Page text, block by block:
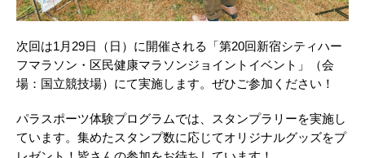
次回は1月29日（日）に開催される「第20回新宿シティハー
フマラソン・区民健康マラソンジョイントイベント」（会
場：国立競技場）にて実施します。ぜひご参加ください！
パラスポーツ体験プログラムでは、スタンプラリーを実施し
ています。集めたスタンプ数に応じてオリジナルグッズをプ